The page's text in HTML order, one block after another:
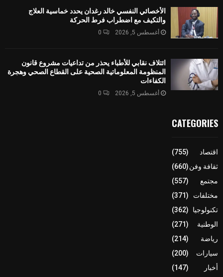
الأخصائي النفسي خالد رغدان يحدد خماسية العلاج
والتكيف مع اضطراب فرط الحركة
أغسطس 5, 2026 0
ائتلاف نقابي للأطباء يحذر من تداعيات مشروع قانون
المنظومة المعلوماتية الصحية على القطاع الصحي وهجرة
الكفاءات
أغسطس 5, 2026 0
CATEGORIES
اقتصاد
(755)
ثقافة وفن(660)
مجتمع
(557)
مختلفات
(371)
تكنولوجيا
(362)
الوطنية
(271)
رياضة
(214)
سيارات
(200)
أخبار
(147)